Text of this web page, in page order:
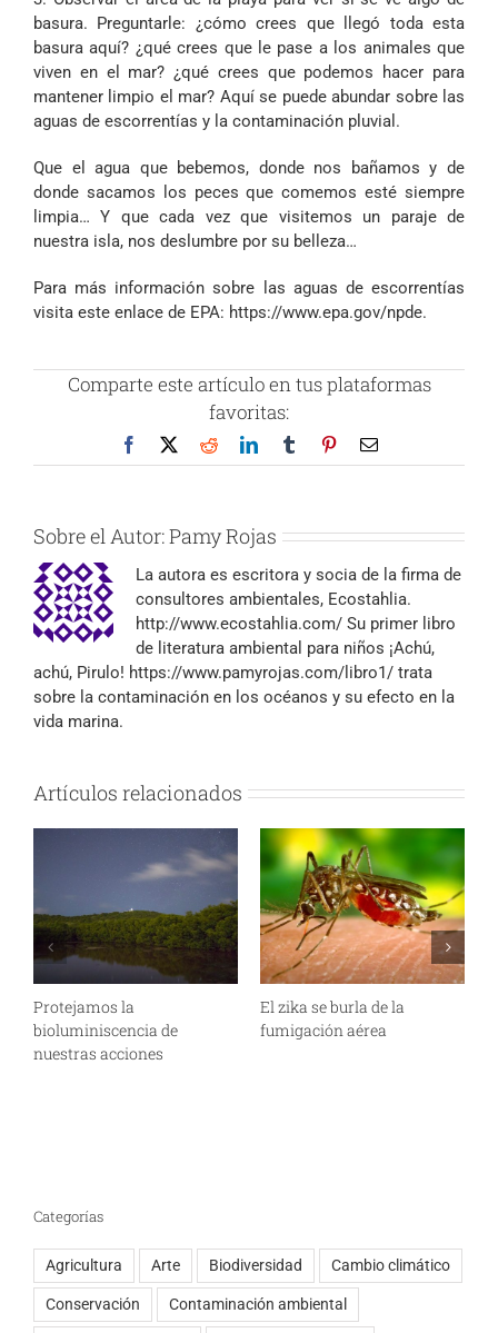
basura. Preguntarle: ¿cómo crees que llegó toda esta
basura aquí? ¿qué crees que le pase a los animales que
viven en el mar? ¿qué crees que podemos hacer para
mantener limpio el mar? Aquí se puede abundar sobre las
aguas de escorrentías y la contaminación pluvial.
Que el agua que bebemos, donde nos bañamos y de
donde sacamos los peces que comemos esté siempre
limpia… Y que cada vez que visitemos un paraje de
nuestra isla, nos deslumbre por su belleza…
Para más información sobre las aguas de escorrentías
visita este enlace de EPA: https://www.epa.gov/npde.
Comparte este artículo en tus plataformas
favoritas:
Facebook RedditLinkedInTumblr PinterestCorreo
electrónico
Sobre el Autor:Pamy Rojas
La autora es escritora y socia de la firma de
consultores ambientales, Ecostahlia.
http://www.ecostahlia.com/ Su primer libro
de literatura ambiental para niños ¡Achú,
achú, Pirulo! https://www.pamyrojas.com/libro1/ trata
sobre la contaminación en los océanos y su efecto en la
vida marina.
Artículos relacionados
Protejamos la
bioluminiscencia de
nuestras acciones
El zika se burla de la
fumigación aérea
Categorías
Agricultura Arte Biodiversidad Cambio climático
Conservación Contaminación ambiental